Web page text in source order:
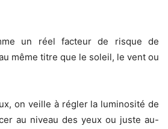
un réel facteur de risque de
même titre que le soleil, le vent ou
on veille à régler la luminosité de
au niveau des yeux ou juste au-